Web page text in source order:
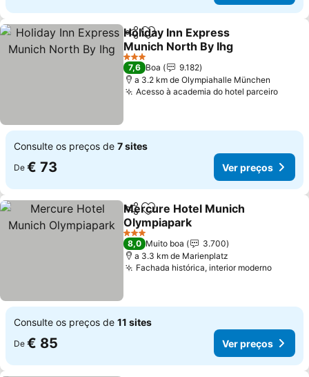
PartilharAdicionar aos favoritos
Holiday Inn Express
Munich North By Ihg
Ver preços
3 Estrelas
7,6 Boa
9.182
a 3.2 km de Olympiahalle München
Acesso à academia do hotel parceiroVer
Consulte os preços de 7 sites
De € 73 Ver preços
PartilharAdicionar aos favoritos
Mercure Hotel Munich
Olympiapark
Ver preços
3 Estrelas
8,0 Muito boa
3.700
a 3.3 km de Marienplatz
Fachada histórica, interior modernoVer
Consulte os preços de 11 sites
De € 85 Ver preços